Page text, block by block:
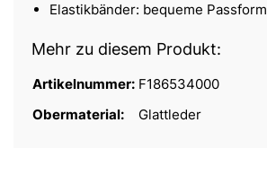
Elastikbänder: bequeme Passform
Mehr zu diesem Produkt:
Artikelnummer: F186534000
Obermaterial:
Glattleder